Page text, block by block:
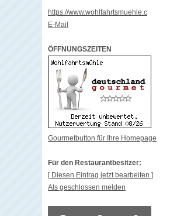
https://www.wohlfahrtsmuehle.c
E-Mail
ÖFFNUNGSZEITEN
Gourmetbutton für Ihre Homepage
Für den Restaurantbesitzer:
[ Diesen Eintrag jetzt bearbeiten ]
Als geschlossen melden